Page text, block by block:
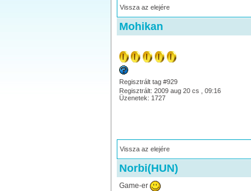
Vissza az elejére
Mohikan
Regisztrált tag #929
Regisztrált: 2009 aug 20 cs , 09:16
Üzenetek: 1727
Vissza az elejére
Norbi(HUN)
Game-er